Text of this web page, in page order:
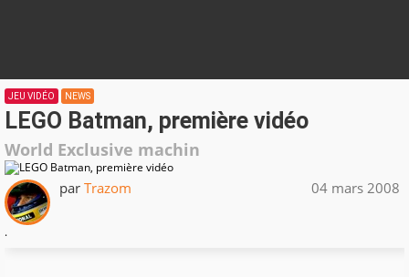
JEU VIDÉO NEWS
LEGO Batman, première vidéo
World Exclusive machin
par Trazom 04 mars 2008
.